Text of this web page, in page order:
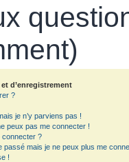
d’enregistrement
?
je n’y parviens pas !
peux pas me connecter !
connecter ?
passé mais je ne peux plus me
!